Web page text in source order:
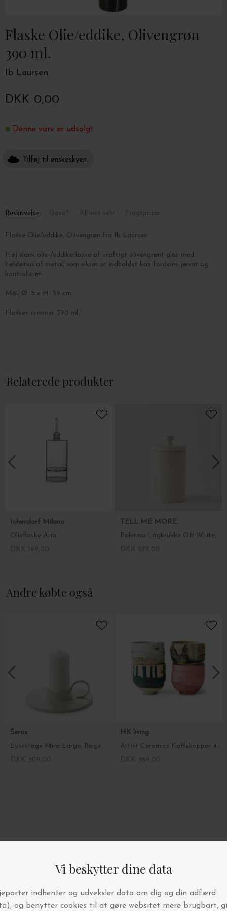
Flaske Olie/eddike, Olivengrøn
390 ml.
Ib Laursen
DKK 0,00
Denne vare er udsolgt
Tilføj til ønskeskyen
Beskrivelse
Flaske Olie/eddike, Olivengrøn fra Ib Laursen
Høj slank olie-/eddikeflaske af kraftigt olivengrønt glas med
hældetud af metal, som sikrer at indholdet kan fordeles jævnt og
kontrolleret.
Mål: Ø: 5 x H: 39 cm.
Flasken rummer 390 ml.
Relaterede produkter
Ichendorf Milano
Olieflaske Aria
TELL ME MORE
Palermo Lågkrukke Off White, Medium
Andre købte også
Serax
Lysestage Mira Large, Beige
HK living
Artist Ceramics Kaffekopper 4 stk.
BYT OG AFHENT I BUTIKKEN
FRI FRAGT OVER 499,-